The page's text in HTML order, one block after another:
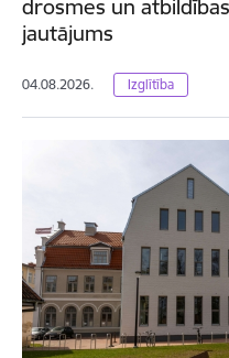
drosmes un
jautājums
04.08.2026. Izglītība